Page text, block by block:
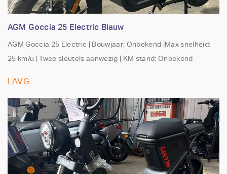
AGM Goccia 25 Electric Blauw
AGM Goccia 25 Electric | Bouwjaar: Onbekend |Max snelheid:
25 km/u | Twee sleutels aanwezig | KM stand: Onbekend
LAVG